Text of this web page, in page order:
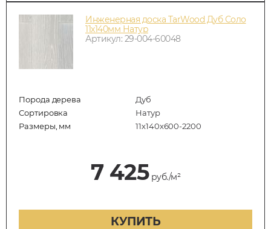
Инженерная доска TarWood Дуб Соло
11х140мм Натур
Артикул: 29-004-60048
Порода дерева
Дуб
Сортировка
Натур
Размеры, мм
11х140х600-2200
7 425руб./м²
КУПИТЬ